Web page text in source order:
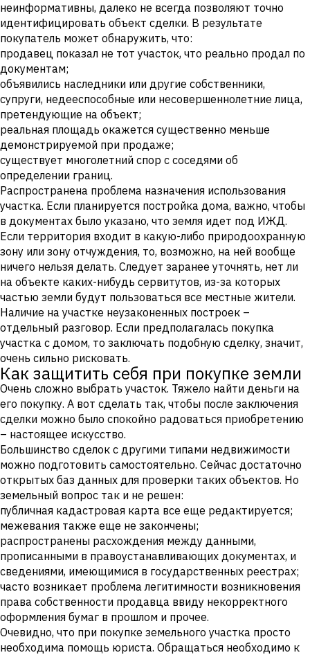
неинформативны, далеко не всегда позволяют точно
идентифицировать объект сделки. В результате
покупатель может обнаружить, что:
продавец показал не тот участок, что реально продал по
документам;
объявились наследники или другие собственники,
супруги, недееспособные или несовершеннолетние лица,
претендующие на объект;
реальная площадь окажется существенно меньше
демонстрируемой при продаже;
существует многолетний спор с соседями об
определении границ.
Распространена проблема назначения использования
участка. Если планируется постройка дома, важно, чтобы
в документах было указано, что земля идет под ИЖД.
Если территория входит в какую-либо природоохранную
зону или зону отчуждения, то, возможно, на ней вообще
ничего нельзя делать. Следует заранее уточнять, нет ли
на объекте каких-нибудь сервитутов, из-за которых
частью земли будут пользоваться все местные жители.
Наличие на участке неузаконенных построек –
отдельный разговор. Если предполагалась покупка
участка с домом, то заключать подобную сделку, значит,
очень сильно рисковать.
Как защитить себя при покупке земли
Очень сложно выбрать участок. Тяжело найти деньги на
его покупку. А вот сделать так, чтобы после заключения
сделки можно было спокойно радоваться приобретению
– настоящее искусство.
Большинство сделок с другими типами недвижимости
можно подготовить самостоятельно. Сейчас достаточно
открытых баз данных для проверки таких объектов. Но
земельный вопрос так и не решен:
публичная кадастровая карта все еще редактируется;
межевания также еще не закончены;
распространены расхождения между данными,
прописанными в правоустанавливающих документах, и
сведениями, имеющимися в государственных реестрах;
часто возникает проблема легитимности возникновения
права собственности продавца ввиду некорректного
оформления бумаг в прошлом и прочее.
Очевидно, что при покупке земельного участка просто
необходима помощь юриста. Обращаться необходимо к